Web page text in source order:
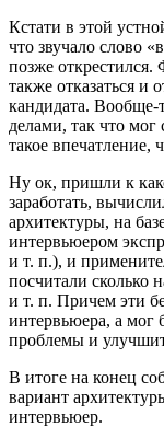
Кстати в этой
что звучало слово
позже
также отказаться и
кандидата.
делами, так что мог
такое впечатление,
Ну ок, пришли к
заработать,
архитектуры, на
интервьюером
и т. п.), и
посчитали сколько
и т. п. Причем эти
интервьюера, а мог
проблемы и
В итоге на конец
вариант
интервьюер.